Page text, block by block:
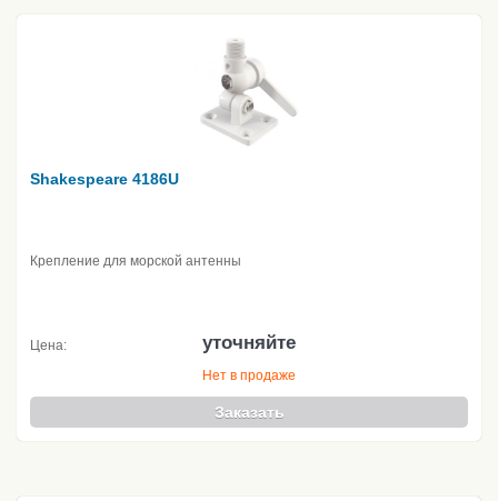
Shakespeare 4186U
Крепление для морской антенны
Цена: уточняйте
Нет в продаже
Заказать